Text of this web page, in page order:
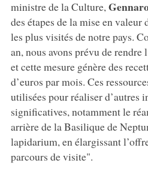
ministre de la Culture,
des étapes de la mise en valeur
les plus visités de notre pays.
an, nous avons prévu de rendre
et cette mesure génère des
d’euros par mois. Ces
utilisées pour réaliser d’autres
significatives, notamment le
arrière de la Basilique de
lapidarium, en élargissant
parcours de visite".